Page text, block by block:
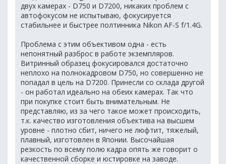
двух камерах - D750 и D7200, никаких проблем с
автофокусом не испытываю, фокусируется
стабильнее и быстрее полтинника Nikon AF-S f/1.4G.
Проблема с этим объективом одна - есть
непонятный разброс в работе экземпляров.
Витринный образец фокусировался достаточно
неплохо на полнокадровом D750, но совершенно не
попадал в цель на D7200. Принесли со склада другой
- он работал идеально на обеих камерах. Так что
при покупке стоит быть внимательным. Не
представляю, из за чего такое может происходить,
т.к. качество изготовления объектива на высшем
уровне - плотно сбит, ничего не люфтит, тяжелый,
плавный, изготовлен в Японии. Высочайшая
резкость по всему полю кадра опять же говорит о
качественной сборке и юстировке на заводе.